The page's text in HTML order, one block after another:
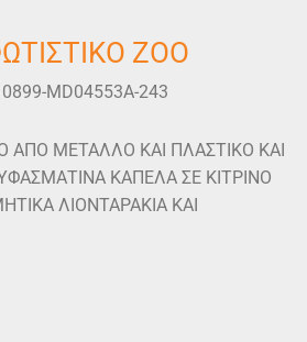
ΖΟΟ
0899-MD04553A-243
ΑΠΟ ΜΕΤΑΛΛΟ ΚΑΙ ΠΛΑΣΤΙΚΟ ΚΑΙ
ΚΑΠΕΛΑ ΣΕ ΚΙΤΡΙΝΟ
ΛΙΟΝΤΑΡΑΚΙΑ ΚΑΙ